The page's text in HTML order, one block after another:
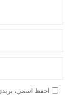
احفظ اسمي، بريدي